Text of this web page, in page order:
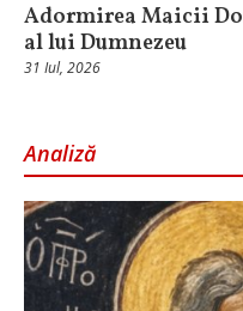
Adormirea Maicii
al lui Dumnezeu
31 Iul, 2026
Analiză